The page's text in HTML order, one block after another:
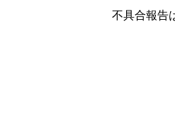
不具合報告